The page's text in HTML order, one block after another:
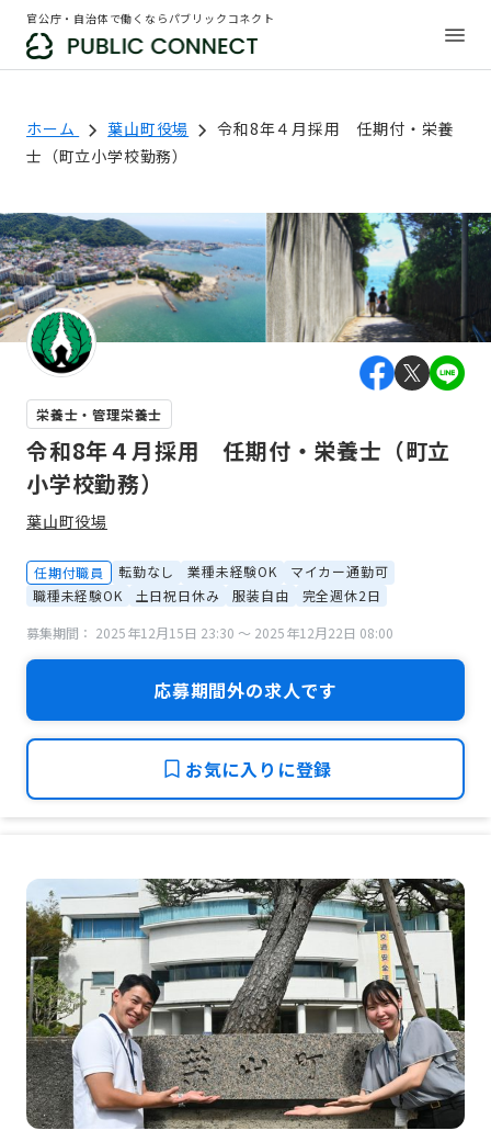
官公庁・自治体で働くならパブリックコネクト
ホーム 葉山町役場
令和8年４月採用 任期付・栄養
士（町立小学校勤務）
栄養士・管理栄養士
令和8年４月採用 任期付・栄養士（町立
小学校勤務）
葉山町役場
任期付職員 転勤なし 業種未経験OK
マイカー通勤可
職種未経験OK
土日祝日休み 服装自由
完全週休2日
募集期間： 2025年12月15日 23:30 〜 2025年12月22日 08:00
応募期間外の求人です
お気に入りに登録